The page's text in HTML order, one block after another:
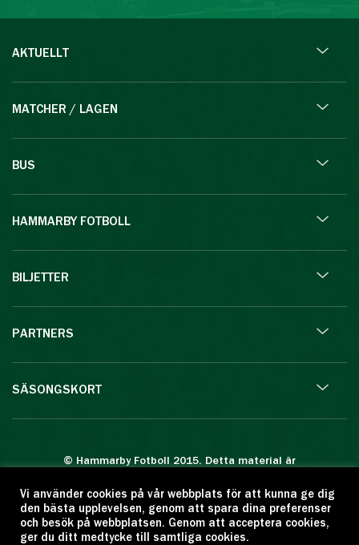
AKTUELLT
MATCHER / LAGEN
BUS
HAMMARBY FOTBOLL
BILJETTER
PARTNERS
SÄSONGSKORT
© Hammarby Fotboll 2015. Detta material är
Eftertryck eller annan kopiering är förbjuden.
Citera oss gärna men ange källan:
www.hammarbyfotboll.se. Ansvarig utgivare:
Vi använder cookies på vår webbplats för att kunna ge dig
den bästa upplevelsen, genom att spara dina preferenser
och besök på webbplatsen. Genom att acceptera cookies,
ger du ditt medtycke till samtliga cookies.